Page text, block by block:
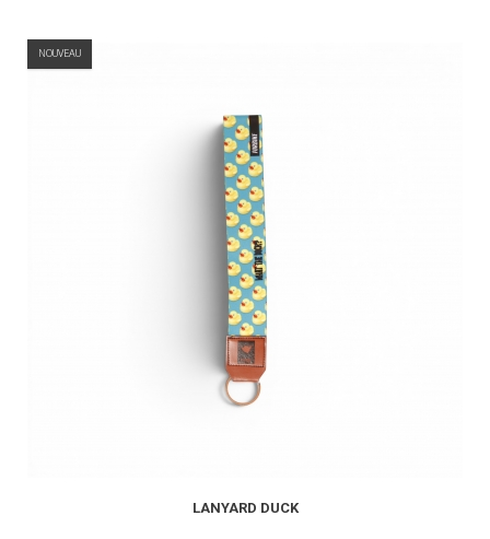
NOUVEAU
LANYARD DUCK